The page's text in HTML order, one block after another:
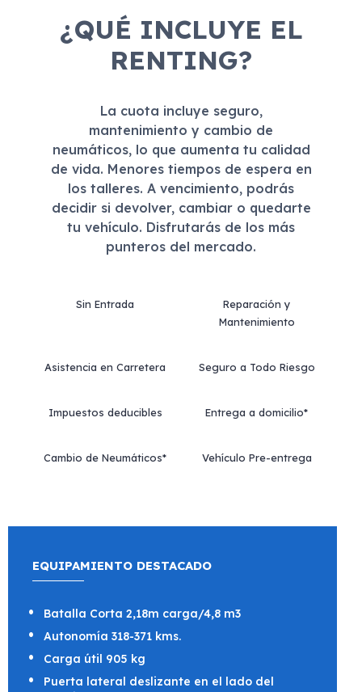
¿QUÉ INCLUYE EL
RENTING?
La cuota incluye seguro,
mantenimiento y cambio de
neumáticos, lo que aumenta tu calidad
de vida. Menores tiempos de espera en
los talleres. A vencimiento, podrás
decidir si devolver, cambiar o quedarte
tu vehículo. Disfrutarás de los más
punteros del mercado.
Sin Entrada
Reparación y
Mantenimiento
Asistencia en Carretera Seguro a Todo Riesgo
Impuestos deducibles Entrega a domicilio*
Cambio de Neumáticos* Vehículo Pre-entrega
EQUIPAMIENTO DESTACADO
Batalla Corta 2,18m carga/4,8 m3
Autonomía 318-371 kms.
Carga útil 905 kg
Puerta lateral deslizante en el lado del